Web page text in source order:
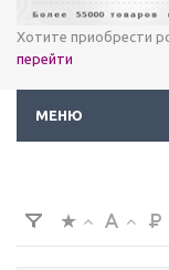
Хотите приобрести
перейти
МЕНЮ